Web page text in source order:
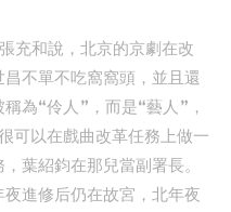
充和說，北京的京劇在改
不單不吃窩窩頭，並且還
為“伶人”，而是“藝人”，
可以在戲曲改革任務上做一
葉紹鈞在那兒當副署長。
進修后仍在故宮，北年夜